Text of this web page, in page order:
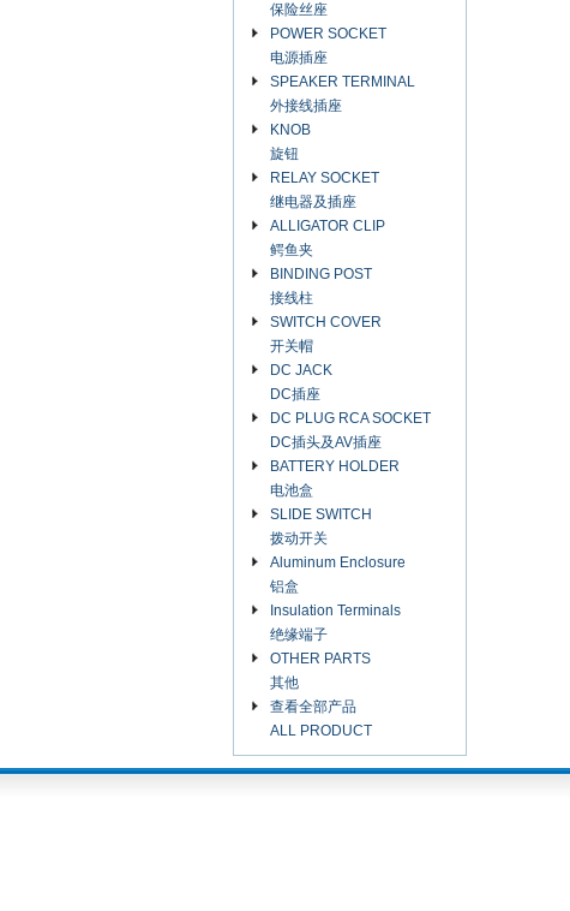
保险丝座
POWER SOCKET
电源插座
SPEAKER TERMINAL
外接线插座
KNOB
旋钮
RELAY SOCKET
继电器及插座
ALLIGATOR CLIP
鳄鱼夹
BINDING POST
接线柱
SWITCH COVER
开关帽
DC JACK
DC插座
DC PLUG RCA SOCKET
DC插头及AV插座
BATTERY HOLDER
电池盒
SLIDE SWITCH
拨动开关
Aluminum Enclosure
铝盒
Insulation Terminals
绝缘端子
OTHER PARTS
其他
查看全部产品
ALL PRODUCT